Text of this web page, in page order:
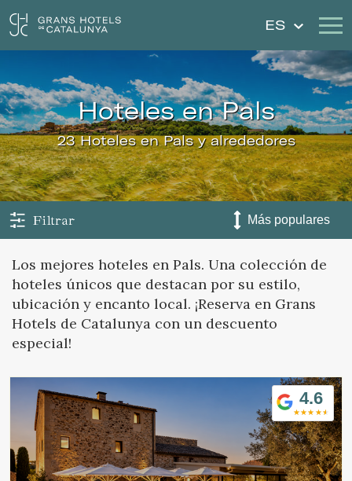
ES
Nuestros Hoteles Escapadas
Bodas Cheques Regalo
Descubre Cataluña Contacto
Iniciar sesión Crear cuenta
hoteles en Pals
23 Hoteles en Pals y alrededores
Filtrar
Los mejores hoteles en Pals. Una colección de
hoteles únicos que destacan por su estilo,
ubicación y encanto local. ¡Reserva en Grans
Hotels de Catalunya con un descuento
especial!
4.6